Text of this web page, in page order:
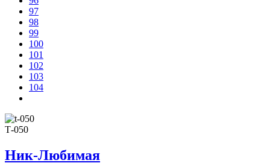
97
98
99
100
101
102
103
104
Т-050
Ник-Любимая